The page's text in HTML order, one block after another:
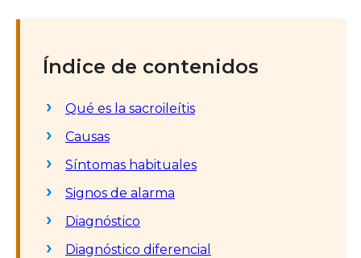
Índice de contenidos
Qué es la sacroileítis
Causas
Síntomas habituales
Signos de alarma
Diagnóstico
Diagnóstico diferencial